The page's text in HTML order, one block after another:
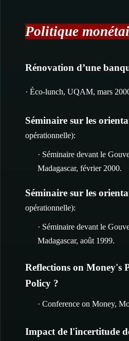
Politique
Rénovation d’une
· Éco-lunch, UQAM, mars
Séminaire sur les
opérationnelle):
· Séminaire devant le
Madagascar, février 2000.
Séminaire sur les
opérationnelle):
· Séminaire devant le
Madagascar, août 1999.
Reflections on Money's
Policy ?
· Conference on Money,
Impact de l'incertitude